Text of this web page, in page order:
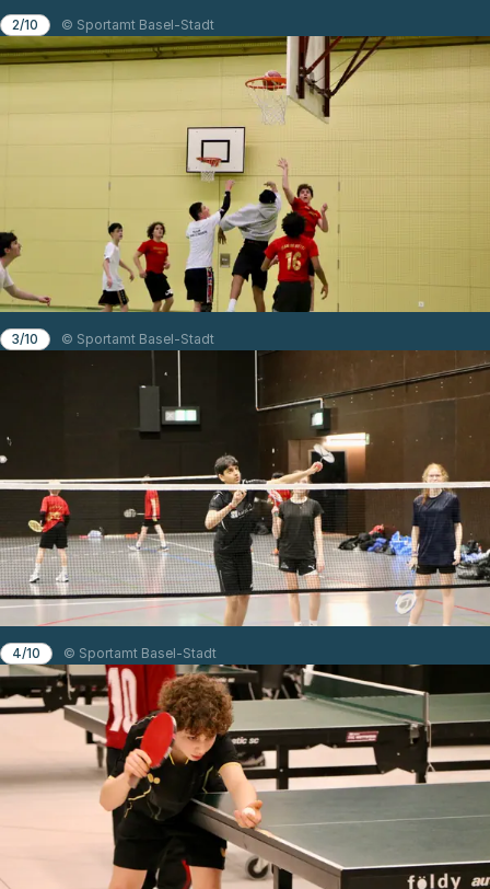
2/10 © Sportamt Basel-Stadt
3/10 © Sportamt Basel-Stadt
4/10 © Sportamt Basel-Stadt